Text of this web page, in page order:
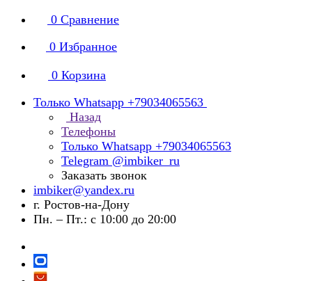
0 Сравнение
0 Избранное
0 Корзина
Только Whatsapp +79034065563
Назад
Телефоны
Только Whatsapp +79034065563
Telegram @imbiker_ru
Заказать звонок
imbiker@yandex.ru
г. Ростов-на-Дону
Пн. – Пт.: с 10:00 до 20:00